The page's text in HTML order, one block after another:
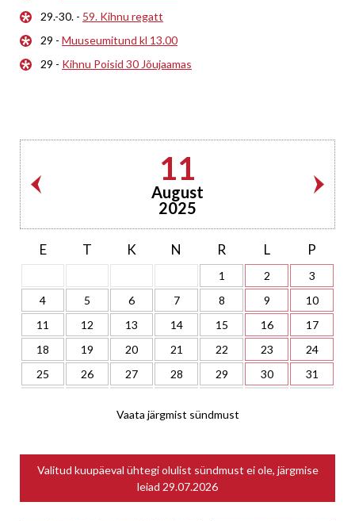
29.-30. - 59. Kihnu regatt
29 - Muuseumitund kl 13.00
29 - Kihnu Poisid 30 Jõujaamas
11
August
2025
E T K N R L P
1 2
3
4
5 6 7 8 9
10
11
12 13 14 15 16
17
18
19 20 21 22 23
24
25
26 27 28 29 30 31
Vaata järgmist sündmust
Valitud kuupäeval ühtegi olulist sündmust ei ole, järgmise
leiad 29.07.2026